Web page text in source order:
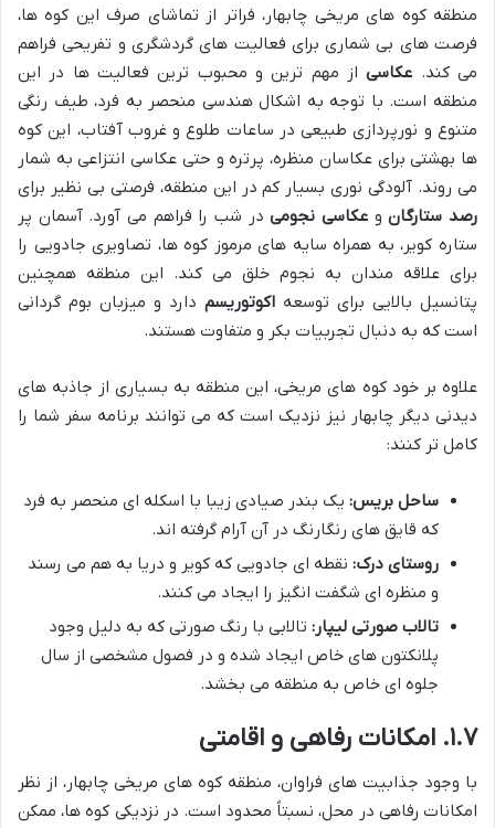
منطقه کوه های مریخی چابهار، فراتر از تماشای صرف این کوه ها،
فرصت های بی شماری برای فعالیت های گردشگری و تفریحی فراهم
می کند. عکاسیاز مهم ترین و محبوب ترین فعالیت ها در این
منطقه است. با توجه به اشکال هندسی منحصر به فرد، طیف رنگی
متنوع و نورپردازی طبیعی در ساعات طلوع و غروب آفتاب، این کوه
ها بهشتی برای عکاسان منظره، پرتره و حتی عکاسی انتزاعی به شمار
می روند. آلودگی نوری بسیار کم در این منطقه، فرصتی بی نظیر برای
رصد ستارگانو عکاسی نجومیدر شب را فراهم می آورد. آسمان پر
ستاره کویر، به همراه سایه های مرموز کوه ها، تصاویری جادویی را
برای علاقه مندان به نجوم خلق می کند. این منطقه همچنین
پتانسیل بالایی برای توسعه اکوتوریسم دارد و میزبان بوم گردانی
است که به دنبال تجربیات بکر و متفاوت هستند.
علاوه بر خود کوه های مریخی، این منطقه به بسیاری از جاذبه های
دیدنی دیگر چابهار نیز نزدیک است که می توانند برنامه سفر شما را
کامل تر کنند:
ساحل بریس: یک بندر صیادی زیبا با اسکله ای منحصر به فرد
که قایق های رنگارنگ در آن آرام گرفته اند.
روستای درک: نقطه ای جادویی که کویر و دریا به هم می رسند
و منظره ای شگفت انگیز را ایجاد می کنند.
تالاب صورتی لیپار: تالابی با رنگ صورتی که به دلیل وجود
پلانکتون های خاص ایجاد شده و در فصول مشخصی از سال
جلوه ای خاص به منطقه می بخشد.
۱.۷. امکانات رفاهی و اقامتی
با وجود جذابیت های فراوان، منطقه کوه های مریخی چابهار، از نظر
امکانات رفاهی در محل، نسبتاً محدود است. در نزدیکی کوه ها، ممکن